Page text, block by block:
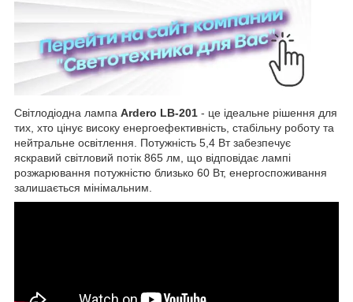
Світлодіодна лампа Ardero LB-201 - це ідеальне рішення для
тих, хто цінує високу енергоефективність, стабільну роботу та
нейтральне освітлення. Потужність 5,4 Вт забезпечує
яскравий світловий потік 865 лм, що відповідає лампі
розжарювання потужністю близько 60 Вт, енергоспоживання
залишається мінімальним.